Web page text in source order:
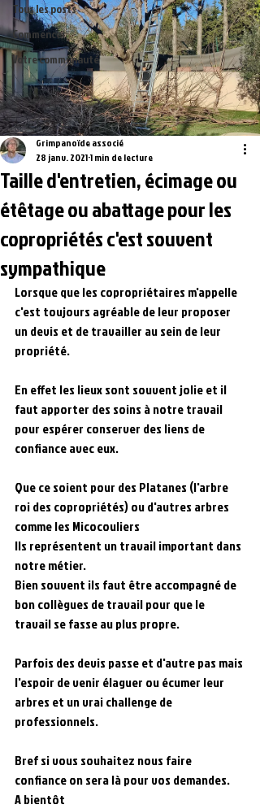
Tous les posts
Commencer
Votre communauté
Taille d'entretien, écimage ou
étêtage ou abattage pour les
copropriétés c'est souvent
sympathique
Grimpanoïde associé
28 janv. 20211 min de lecture
Lorsque que les copropriétaires m'appelle
c'est toujours agréable de leur proposer
un devis et de travailler au sein de leur
propriété.
En effet les lieux sont souvent jolie et il
faut apporter des soins à notre travail
pour espérer conserver des liens de
confiance avec eux.
Que ce soient pour des Platanes (l'arbre
roi des copropriétés) ou d'autres arbres
comme les Micocouliers
Ils représentent un travail important dans
notre métier.
Bien souvent ils faut être accompagné de
bon collègues de travail pour que le
travail se fasse au plus propre.
Parfois des devis passe et d'autre pas mais
l'espoir de venir élaguer ou écumer leur
arbres et un vrai challenge de
professionnels.
Bref si vous souhaitez nous faire
confiance on sera là pour vos demandes.
A bientôt